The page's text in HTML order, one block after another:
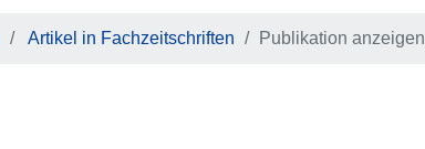
Artikel in Fachzeitschriften Publikation anzeigen